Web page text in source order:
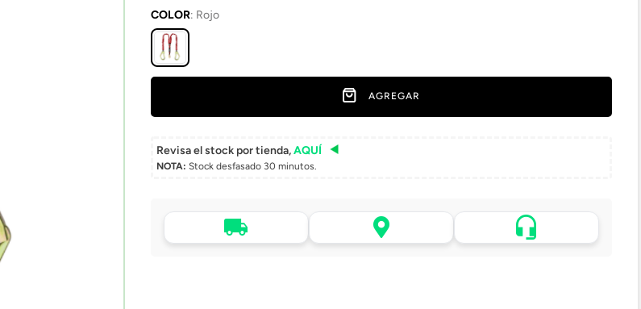
COLOR: Rojo
AGREGAR
Revisa el stock por tienda,AQUÍ
NOTA: Stock desfasado 30 minutos.
Tu compra, directo a tu
Retiro en tienda sin costo
Asistencia de venta por
WhatsApp